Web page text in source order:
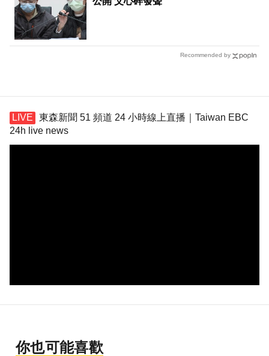
Recommended by
東森新聞 51 頻道 24 小時線上直播｜Taiwan EBC
24h live news
你也可能喜歡